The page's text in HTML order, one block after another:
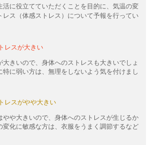
活に役立てていただくことを目的に、気温の変
レス（体感ストレス）について予報を行ってい
レスが大きい
きいので、身体へのストレスも大きいでしょ
特に弱い方は、無理をしないよう気を付けまし
レスがやや大きい
やや大きいので、身体へのストレスが生じるか
変化に敏感な方は、衣服をうまく調節するなど